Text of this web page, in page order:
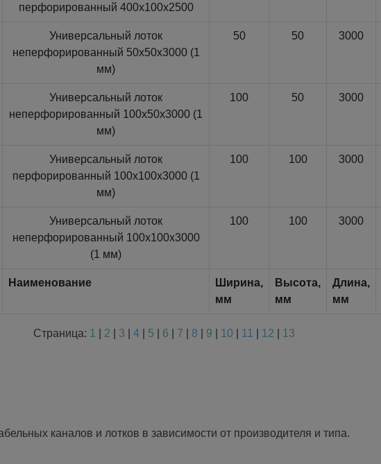
перфорированный 400x100x2500
Универсальный лоток
неперфорированный 50x50x3000 (1
мм)
50 50 3000
Универсальный лоток
неперфорированный 100x50x3000 (1
мм)
100 50 3000
Универсальный лоток
перфорированный 100x100x3000 (1
мм)
100 100 3000
Универсальный лоток
неперфорированный 100x100x3000
(1 мм)
100 100 3000
Наименование
Ширина,
мм
Высота,
мм
Длина,
мм
Страница: 1 2 3 4| 5 6 7 8 9 10 11 12 13
каналов и лотков в зависимости от производителя и типа.